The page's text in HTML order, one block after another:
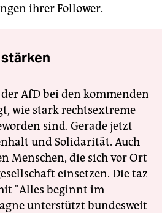
ihrer Follower.
AfD bei den kommenden
wie stark rechtsextreme
sind. Gerade jetzt
und Solidarität. Auch
Menschen, die sich vor Ort
einsetzen. Die taz
"Alles beginnt im
unterstützt bundesweit